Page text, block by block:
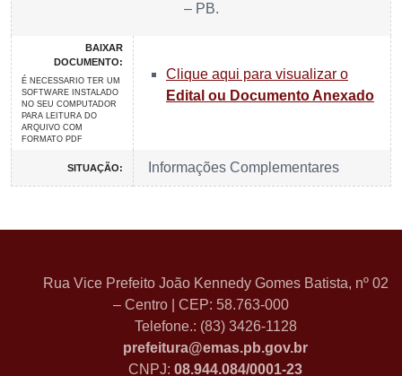
– PB.
BAIXAR
DOCUMENTO:
É NECESSARIO TER UM
SOFTWARE INSTALADO
NO SEU COMPUTADOR
PARA LEITURA DO
ARQUIVO COM
FORMATO PDF
Clique aqui para visualizar o
Edital ou Documento Anexado
SITUAÇÃO: Informações Complementares
Rua Vice Prefeito João Kennedy Gomes Batista, nº 02
– Centro | CEP: 58.763-000
Telefone.: (83) 3426-1128
prefeitura@emas.pb.gov.br
CNPJ: 08.944.084/0001-23